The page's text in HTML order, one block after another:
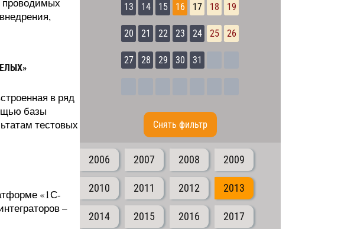
в ряд
базы
тестовых
«1С-
–
13 14 15 16 17 18 19
20 21 22 23 24 25 26
27 28 29 30 31
Cнять фильтр
2006 2007 2008 2009
2010 2011 2012 2013
2014 2015 2016 2017